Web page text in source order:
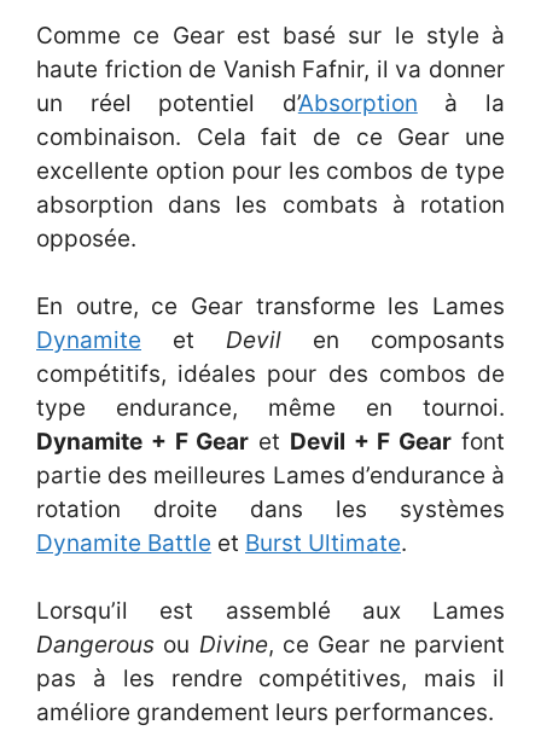
Comme ce Gear est basé sur le style à
haute friction de Vanish Fafnir, il va donner
un réel potentiel d’Absorption à la
combinaison. Cela fait de ce Gear une
excellente option pour les combos de type
absorption dans les combats à rotation
opposée.
En outre, ce Gear transforme les Lames
Dynamite et Devil en composants
compétitifs, idéales pour des combos de
type endurance, même en tournoi.
Dynamite + F Gear et Devil + F Gear font
partie des meilleures Lames d’endurance à
rotation droite dans les systèmes
Dynamite Battle et Burst Ultimate.
Lorsqu’il est assemblé aux Lames
Dangerous ou Divine, ce Gear ne parvient
pas à les rendre compétitives, mais il
améliore grandement leurs performances.